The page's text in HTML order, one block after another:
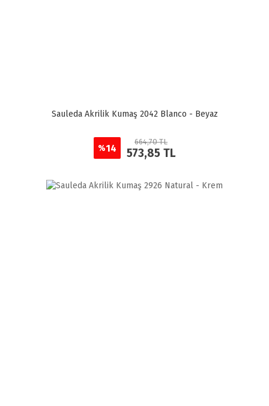
Sauleda Akrilik Kumaş 2042 Blanco - Beyaz
%14
664,70 TL
573,85 TL